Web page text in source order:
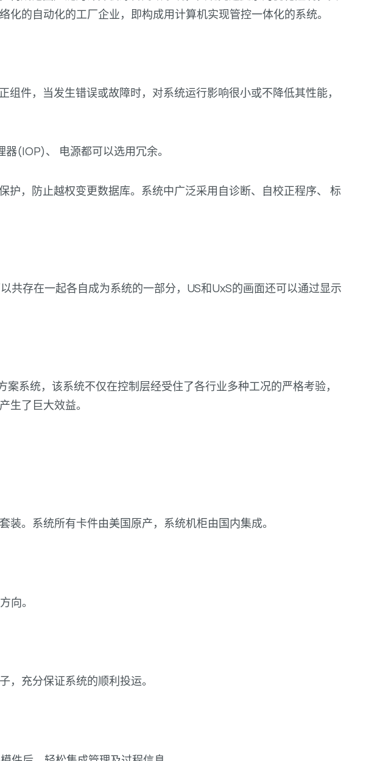
的自动化的工厂企业，即构成用计算机实现管控一体化的系统。
件，当发生错误或故障时，对系统运行影响很小或不降低其性能，
(IOP)、 电源都可以选用冗余。
，防止越权变更数据库。系统中广泛采用自诊断、自校正程序、 标
存在一起各自成为系统的一部分，US和UxS的画面还可以通过显示
系统，该系统不仅在控制层经受住了各行业多种工况的严格考验，
生了巨大效益。
。系统所有卡件由美国原产，系统机柜由国内集成。
向。
充分保证系统的顺利投运。